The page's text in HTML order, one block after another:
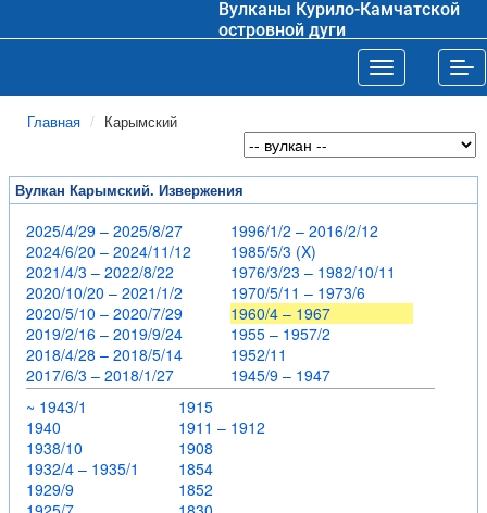
Вулканы Курило-Камчатской
островной дуги
Toggle
Главная Карымский
Вулкан Карымский. Извержения
2025/4/29 – 2025/8/27
2024/6/20 – 2024/11/12
2021/4/3 – 2022/8/22
2020/10/20 – 2021/1/2
2020/5/10 – 2020/7/29
2019/2/16 – 2019/9/24
2018/4/28 – 2018/5/14
2017/6/3 – 2018/1/27
1996/1/2 – 2016/2/12
1985/5/3 (X)
1976/3/23 – 1982/10/11
1970/5/11 – 1973/6
1960/4 – 1967
1955 – 1957/2
1952/11
1945/9 – 1947
~ 1943/1
1940
1938/10
1932/4 – 1935/1
1929/9
1915
1911 – 1912
1908
1854
1852